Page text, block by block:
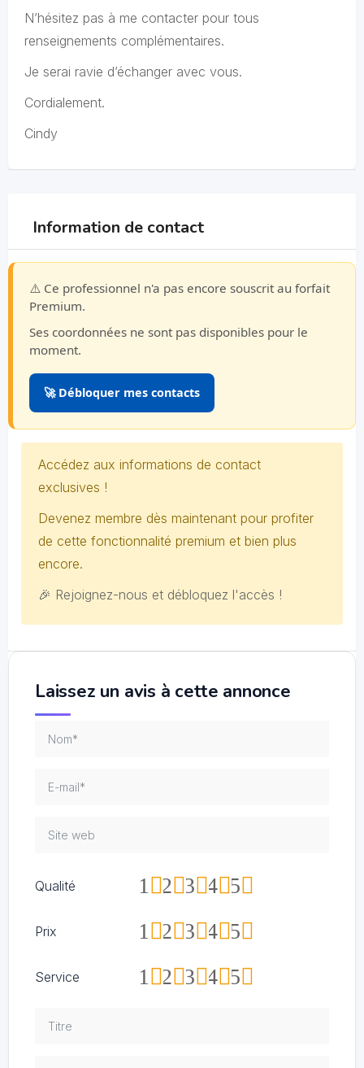
N’hésitez pas à me contacter pour tous
renseignements complémentaires.
Je serai ravie d’échanger avec vous.
Cordialement.
Cindy
Information de contact
⚠️ Ce professionnel n'a pas encore souscrit au forfait
Premium.
Ses coordonnées ne sont pas disponibles pour le
moment.
🚀 Débloquer mes contacts
Accédez aux informations de contact
exclusives !
Devenez membre dès maintenant pour profiter
de cette fonctionnalité premium et bien plus
encore.
🎉 Rejoignez-nous et débloquez l'accès !
Laissez un avis à cette annonce
Qualité 5
4
3
2
1
Prix 5
4
3
2
1
Service 5
4
3
2
1